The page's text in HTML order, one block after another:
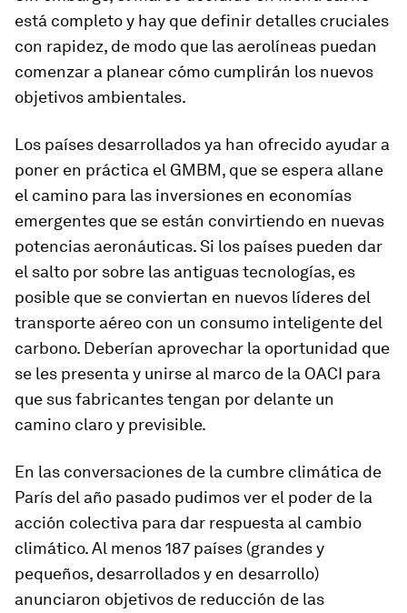
está completo y hay que definir detalles cruciales
con rapidez, de modo que las aerolíneas puedan
comenzar a planear cómo cumplirán los nuevos
objetivos ambientales.
Los países desarrollados ya han ofrecido ayudar a
poner en práctica el GMBM, que se espera allane
el camino para las inversiones en economías
emergentes que se están convirtiendo en nuevas
potencias aeronáuticas. Si los países pueden dar
el salto por sobre las antiguas tecnologías, es
posible que se conviertan en nuevos líderes del
transporte aéreo con un consumo inteligente del
carbono. Deberían aprovechar la oportunidad que
se les presenta y unirse al marco de la OACI para
que sus fabricantes tengan por delante un
camino claro y previsible.
En las conversaciones de la cumbre climática de
París del año pasado pudimos ver el poder de la
acción colectiva para dar respuesta al cambio
climático. Al menos 187 países (grandes y
pequeños, desarrollados y en desarrollo)
anunciaron objetivos de reducción de las